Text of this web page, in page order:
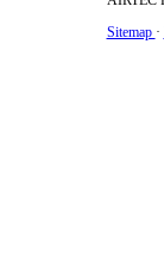
Sitemap ·